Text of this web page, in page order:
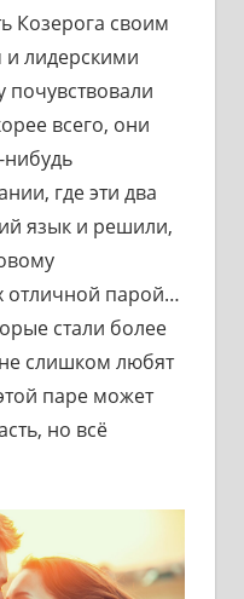
Козерога своим
лидерскими
почувствовали
всего, они
где эти два
язык и решили,
отличной парой…
стали более
слишком любят
паре может
но всё